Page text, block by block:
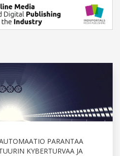
PARANTAA
KYBERTURVAA JA